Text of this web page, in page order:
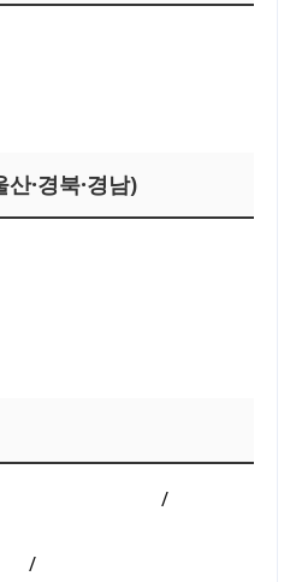
산·경북·경남)
/
/